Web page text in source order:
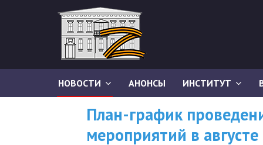
НОВОСТИ АНОНСЫ ИНСТИТУТ
ВНИМАНИЮ
Информируем, что в соответствии с